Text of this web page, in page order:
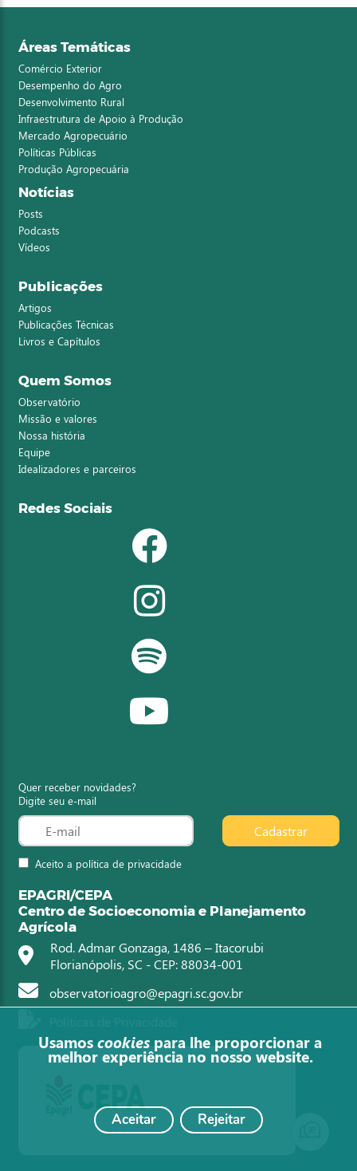
Áreas Temáticas
Comércio Exterior
Desempenho do Agro
Desenvolvimento Rural
Infraestrutura de Apoio à Produção
Mercado Agropecuário
Políticas Públicas
Produção Agropecuária
Notícias
Posts
Podcasts
Vídeos
Publicações
Artigos
Publicações Técnicas
Livros e Capítulos
Quem Somos
Observatório
Missão e valores
Nossa história
Equipe
Idealizadores e parceiros
Redes Sociais
Quer receber novidades?
Digite seu e-mail
Aceito a política de privacidade
Cadastrar
EPAGRI/CEPA
Centro de Socioeconomia e Planejamento
Agrícola
Rod. Admar Gonzaga, 1486 – Itacorubi
Florianópolis, SC - CEP: 88034-001
observatorioagro@epagri.sc.gov.br
Usamos cookies para lhe proporcionar a
melhor experiência no nosso website.
Aceitar Rejeitar